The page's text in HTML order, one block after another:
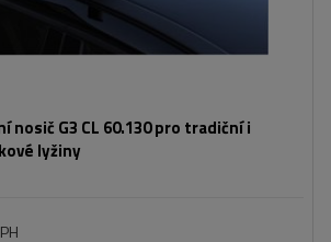
nosič G3 CL 60.130 pro tradiční i
lyžiny